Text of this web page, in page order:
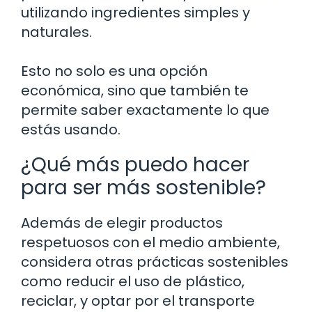
utilizando ingredientes simples y
naturales.
Esto no solo es una opción
económica, sino que también te
permite saber exactamente lo que
estás usando.
¿Qué más puedo hacer
para ser más sostenible?
Además de elegir productos
respetuosos con el medio ambiente,
considera otras prácticas sostenibles
como reducir el uso de plástico,
reciclar, y optar por el transporte